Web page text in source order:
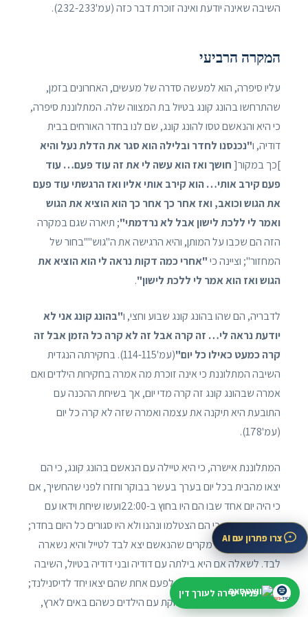
השיבה שאינה יודעת ואינה זוכרת דבר כזה (עמ'232-233).
המקרה הרביעי
עליו סיפרה, הוא למעשה סדרה של מעשים, האחרונים בזמן,
שהתרחשו בהונג קונג בטיול בת המצווה שלה. המתלוננת סיפרה,
כי היא והנאשם טסו להונג קונג, שם לנו בחדר האורחים בבית
דודיה, ו"נכנסנו לחדר ובלילה הוא סגר את הדלת נעל והיא
]כך במקור[ חושך ואז הוא עשה לי את זה עוד פעם… עוד
פעם קירב אותי… הוא קירב אותי אליו ואז הרגשתי עוד פעם
את הגוש וכואב, ואז אחר כך אחר כך הוא הוציא את הגוש
ואמר לי ללכת לישון אבל לא נרדמתי"; תיארה שגם במקרה
הזה הם שכבו על המותן, והיא הרגישה את ה"גוש""בחור של
המחזור"; וציינה כי"אחרי כמה דקות נראה לי הוא הוציא את
הגוש ואז הוא אמר לי ללכת לישון".
לדבריה, הם שהו בהונג קונג שבוע וחצי, ו"בהונג קונג אני לא
יודעת נראה לי… זה קרה אבל זה לא קרה כל הזמן אבל זה
קרה כמעט כאילו כל יום"
(עמ'114-115). בחקירתה הנגדית
השיבה המתלוננת כי אינה זוכרת מה אמרה בחקירות הילדים ואם
אמרה שבהונג קונג זה קרה מדי יום, אך בשיחת ההכנה עם
התובעת היא תיקנה את עצמה ואמרה שזה לא קרה כל יום
(עמ'178).
המתלוננת אישרה, כי היא טיילה עם הנאשם בהונג קונג, כי הם
יצאו מהבית בכל יום בערך בעשר בבוקר וחזרו לפני שהחשיך, אם
כי היה יום אחד שבו הם היו בחוץ ב-22:00ועשו שיחת וידאו עם
אחותה; אישרה כי הם הצטלמו ונהנו ולא היו סגורים כל היום בחדר;
והשיבה כי לא היו מקרים שהנאשם יצא לבד לטייל והיא נשארה
לבד. לשאלה אם היא בילתה עם דודיה ובני דודיה בטיול, השיבה
שבקושי בילתה איתם, פרט לפעם אחת שהם יצאו יחד לדיסנילנד;
ובהמשך אמרה שהיא משחקת עם הילדים כשהם באים לארץ,
צרו פתרון עם AI
פניה ישירה לעורך דין